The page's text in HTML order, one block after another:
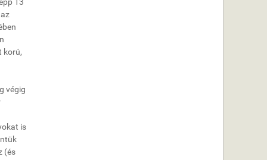
korú,
végig
is
(és